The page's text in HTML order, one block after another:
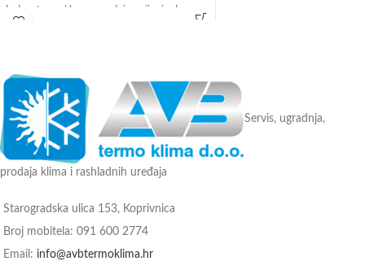
Jednostavna i brza ugradnja s cijevi od
šarenice.
rekuperaciji:
Potrošnja električne energije – od 7
W/h do 32 W/h zavisno o načinu rada
Upravljanje: daljinski upravljač
Funkcija zagrijavanja dovodnog zraka
Servis, ugradnja,
prodaja klima i rashladnih uređaja
Starogradska ulica 153, Koprivnica
Broj mobitela: 091 600 2774
Email: info@avbtermoklima.hr